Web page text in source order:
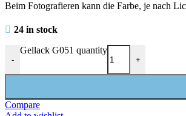
Beim Fotografieren kann die Farbe, je nach
24 in stock
-
Gellack G051 quantity
+
Compare